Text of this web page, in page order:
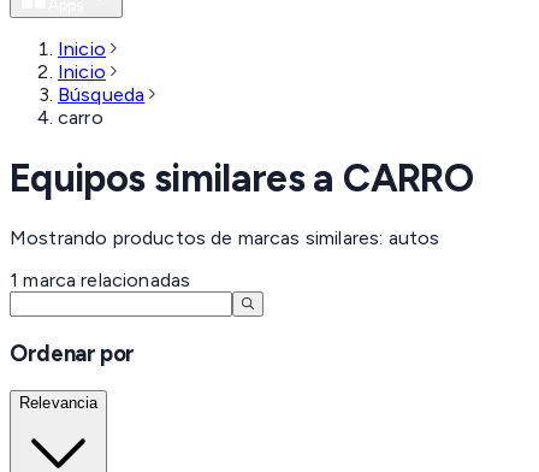
Inicio
Inicio
Búsqueda
carro
Equipos similares a CARRO
Mostrando productos de marcas similares: autos
1 marca relacionadas
Ordenar por
Relevancia